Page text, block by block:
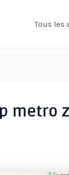
Tous les
metro